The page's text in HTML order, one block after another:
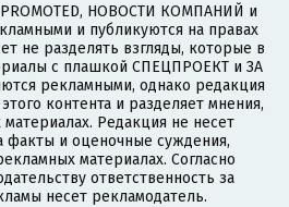
НОВОСТИ КОМПАНИЙ и
и публикуются на правах
не разделять взгляды, которые в
с плашкой СПЕЦПРОЕКТ и ЗА
рекламными, однако редакция
контента и разделяет мнения,
Редакция не несет
факты и оценочные суждения,
материалах. Согласно
ответственность за
несет рекламодатель.